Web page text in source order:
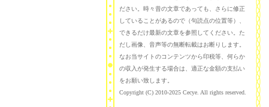
ださい。時々昔の文章であっても、さらに修正
していることがあるので（句読点の位置等）、
できるだけ最新の文章を参照してください。た
だし画像、音声等の無断転載はお断りします。
なお当サイトのコンテンツから印税等、何らか
の収入が発生する場合は、適正な金額の支払い
をお願い致します。
Copyright (C) 2010-2025 Cecye. All rights reserved.